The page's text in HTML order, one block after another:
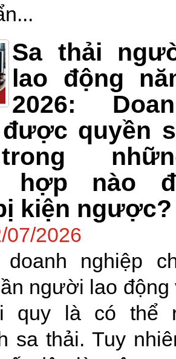
Sa thải
lao động
2026:
quyền
hợp nào
kiện ngược?
07/2026
nghiệp
người lao động
quy là có thể
sa thải. Tuy